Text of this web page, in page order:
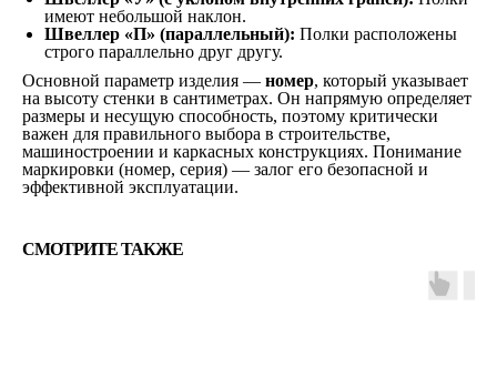
имеют небольшой наклон.
Швеллер «П» (параллельный): Полки расположены
строго параллельно друг другу.
Основной параметр изделия — номер, который указывает
на высоту стенки в сантиметрах. Он напрямую определяет
размеры и несущую способность, поэтому критически
важен для правильного выбора в строительстве,
машиностроении и каркасных конструкциях. Понимание
маркировки (номер, серия) — залог его безопасной и
эффективной эксплуатации.
СМОТРИТЕ ТАКЖЕ